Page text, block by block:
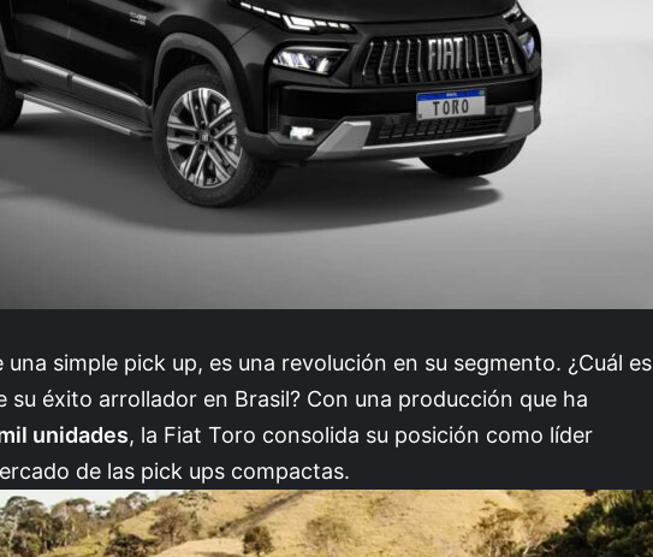
una simple pick up, es una revolución en su segmento. ¿Cuál es
su éxito arrollador en Brasil? Con una producción que ha
unidades, la Fiat Toro consolida su posición como líder
de las pick ups compactas.